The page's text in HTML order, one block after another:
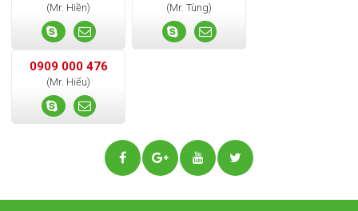
(Mr. Hiền) (Mr. Tùng)
0909 000 476
(Mr. Hiếu)